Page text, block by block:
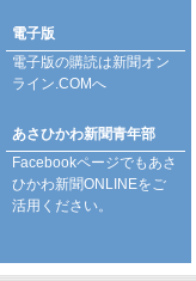
電子版
電子版の購読は新聞オン
ライン.COMへ
あさひかわ新聞青年部
Facebookページでもあさ
ひかわ新聞ONLINEをご
活用ください。